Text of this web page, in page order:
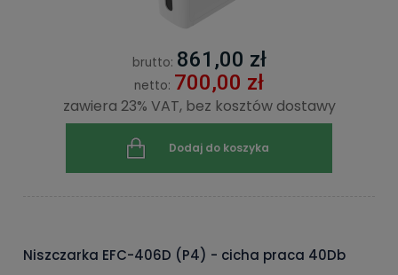
brutto: 861,00 zł
netto: 700,00 zł
zawiera 23% VAT, bez kosztów dostawy
Dodaj do koszyka
Niszczarka EFC-406D (P4) - cicha praca 40Db